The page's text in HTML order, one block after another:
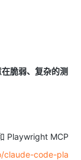
脆弱、复杂的测
Playwright MCP
claude-code-pla